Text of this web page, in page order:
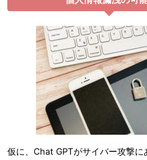
仮に、Chat GPTがサイバー攻撃に